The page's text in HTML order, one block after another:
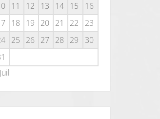
11 12 13 14 15
16
18 19 20 21 22
23
25 26 27 28 29
30